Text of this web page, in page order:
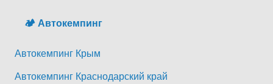
🏕️ Автокемпинг
Автокемпинг Крым
Автокемпинг Краснодарский край